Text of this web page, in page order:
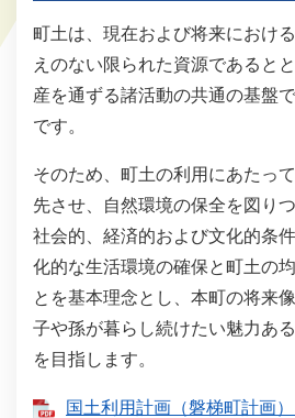
町土は、現在および将来におけ
えのない限られた資源であると
産を通ずる諸活動の共通の基盤
です。
そのため、町土の利用にあたっ
先させ、自然環境の保全を図り
社会的、経済的および文化的条
化的な生活環境の確保と町土の
とを基本理念とし、本町の将来
子や孫が暮らし続けたい魅力あ
を目指します。
国土利用計画（磐梯町計画